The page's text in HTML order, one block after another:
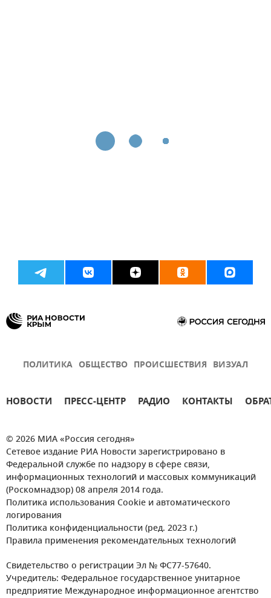
ПОЛИТИКА ОБЩЕСТВО ПРОИСШЕСТВИЯ ВИЗУАЛ
НОВОСТИ ПРЕСС-ЦЕНТР РАДИО КОНТАКТЫ
© 2026 МИА «Россия сегодня»
Сетевое издание РИА Новости зарегистрировано в
Федеральной службе по надзору в сфере связи,
информационных технологий и массовых коммуникаций
(Роскомнадзор) 08 апреля 2014 года.
Политика использования Cookie и автоматического
логирования
Политика конфиденциальности (ред. 2023 г.)
Правила применения рекомендательных технологий
Свидетельство о регистрации Эл № ФС77-57640.
Учредитель: Федеральное государственное унитарное
предприятие Международное информационное агентство